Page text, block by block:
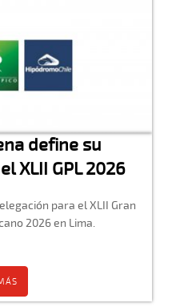
define su
XLII GPL 2026
para el XLII Gran
2026 en Lima.